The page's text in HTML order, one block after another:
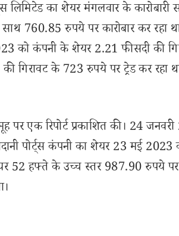
लिमिटेड का शेयर मंगलवार के
760.85 रुपये पर कारोबार कर रहा
को कंपनी के शेयर 2.21 फीसदी की
के 723 रुपये पर ट्रेड कर रहा
पर एक रिपोर्ट प्रकाशित की। 24
पोर्ट्स कंपनी का शेयर 23 मई 2023
हफ्ते के उच्च स्तर 987.90 रुपये पर